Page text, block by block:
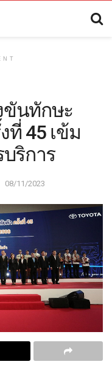
ขันทักษะ
ที่ 45 เข้ม
ริการ
08/11/2023